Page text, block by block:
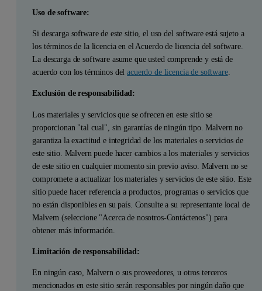
Uso de software:
Si descarga software de este sitio, el uso del software está sujeto a
los términos de la licencia en el Acuerdo de licencia del software.
La descarga de software asume que usted comprende y está de
acuerdo con los términos delacuerdo de licencia de software.
Exclusión de responsabilidad:
Los materiales y servicios que se ofrecen en este sitio se
proporcionan "tal cual", sin garantías de ningún tipo. Malvern no
garantiza la exactitud e integridad de los materiales o servicios de
este sitio. Malvern puede hacer cambios a los materiales y servicios
de este sitio en cualquier momento sin previo aviso. Malvern no se
compromete a actualizar los materiales y servicios de este sitio. Este
sitio puede hacer referencia a productos, programas o servicios que
no están disponibles en su país. Consulte a su representante local de
Malvern (seleccione "Acerca de nosotros-Contáctenos") para
obtener más información.
Limitación de responsabilidad:
En ningún caso, Malvern o sus proveedores, u otros terceros
mencionados en este sitio serán responsables por ningún daño que